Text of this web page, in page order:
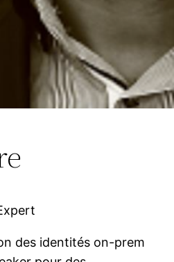
des identités on-prem